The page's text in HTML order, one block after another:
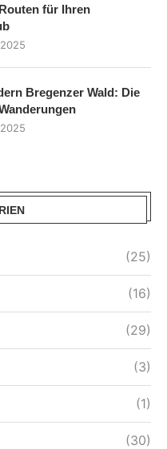
für Ihren
Bregenzer Wald: Die
(25)
(16)
(29)
(3)
(1)
(30)